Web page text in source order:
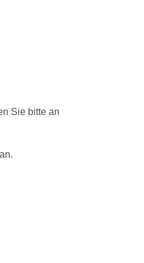
Sie bitte an